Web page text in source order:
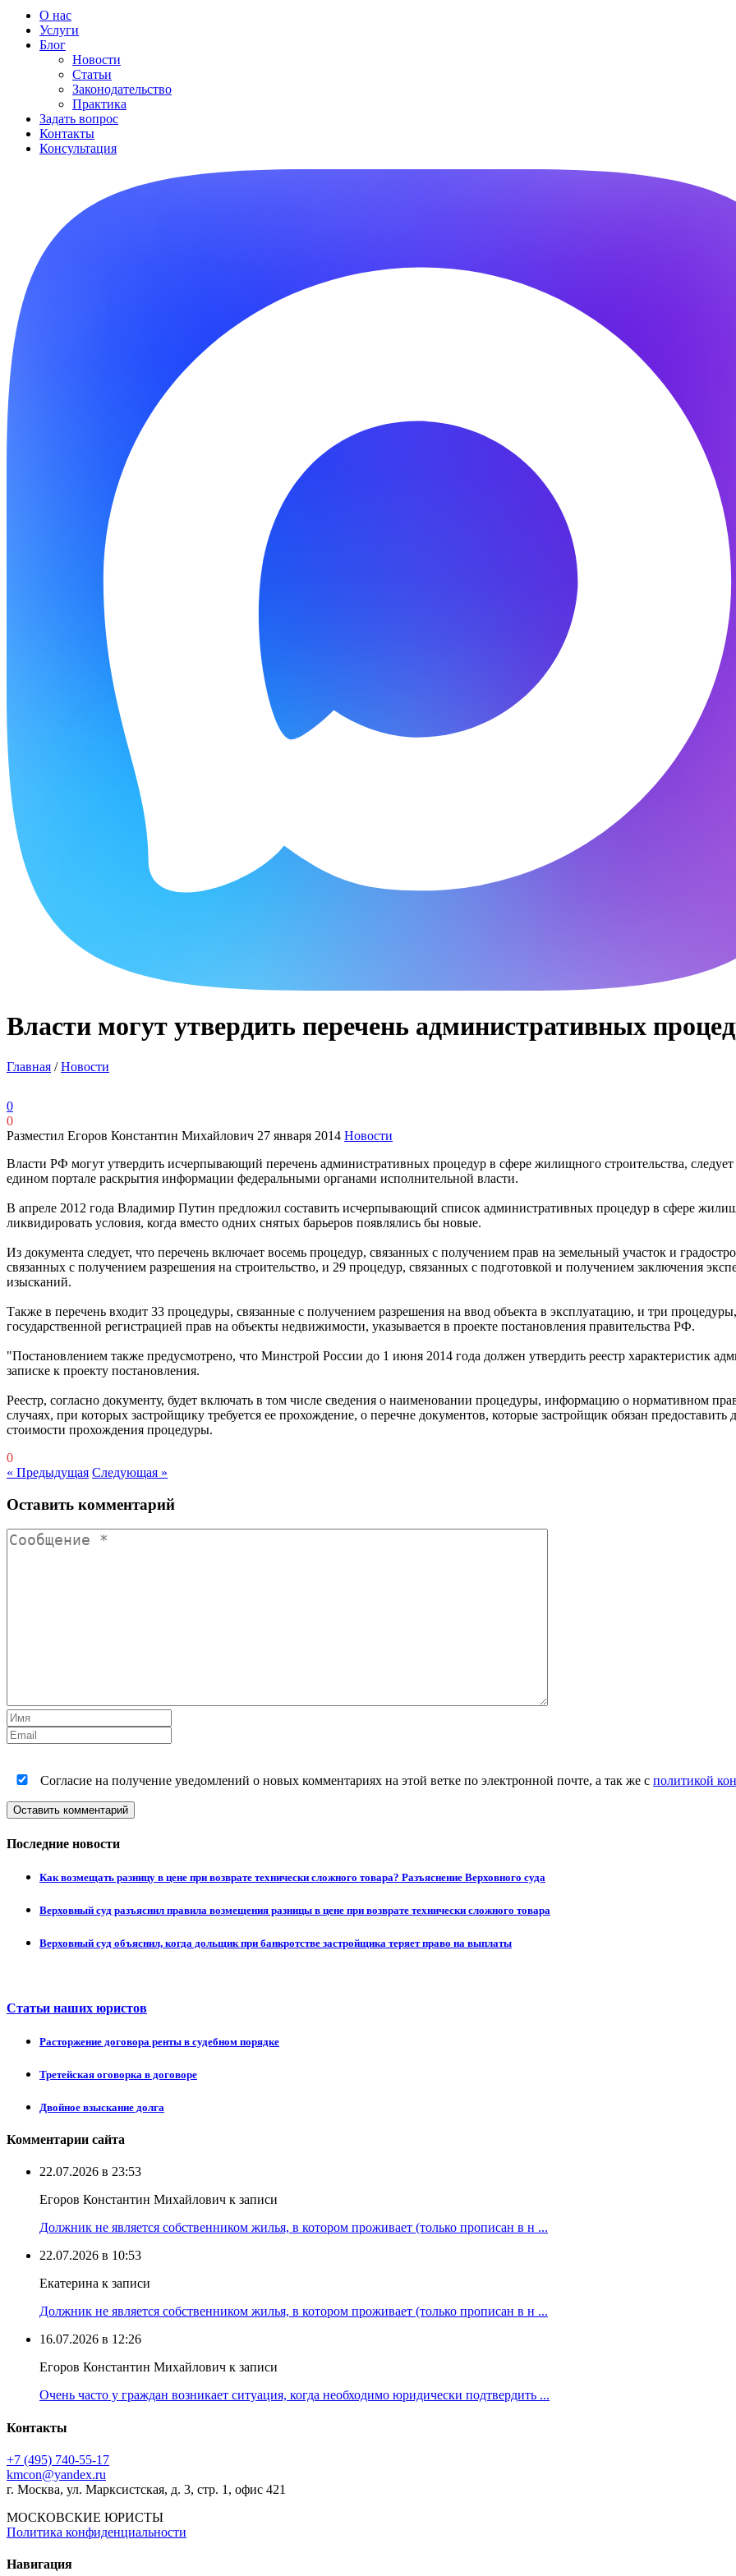
О нас
Услуги
Блог
Новости
Статьи
Законодательство
Практика
Задать вопрос
Контакты
Консультация
Власти могут утвердить перечень административных
Главная /Новости
0
0
Разместил Егоров Константин Михайлович 27 января 2014 Новости
Власти РФ могут утвердить исчерпывающий перечень административных процедур в сфере жилищного строительства,
едином портале раскрытия информации федеральными органами исполнительной власти.
В апреле 2012 года Владимир Путин предложил составить исчерпывающий список административных процедур в сфере
ликвидировать условия, когда вместо одних снятых барьеров появлялись бы новые.
Из документа следует, что перечень включает восемь процедур, связанных с получением прав на земельный участок и
связанных с получением разрешения на строительство, и 29 процедур, связанных с подготовкой и получением заключения
изысканий.
Также в перечень входит 33 процедуры, связанные с получением разрешения на ввод объекта в эксплуатацию, и три
государственной регистрацией прав на объекты недвижимости, указывается в проекте постановления правительства РФ.
"Постановлением также предусмотрено, что Минстрой России до 1 июня 2014 года должен утвердить реестр характеристик
записке к проекту постановления.
Реестр, согласно документу, будет включать в том числе сведения о наименовании процедуры, информацию о нормативном
случаях, при которых застройщику требуется ее прохождение, о перечне документов, которые застройщик обязан
стоимости прохождения процедуры.
0
« Предыдущая Следующая »
Оставить комментарий
Согласие на получение уведомлений о новых комментариях на этой ветке по электронной почте, а так же с политикой
Оставить комментарий
Последние новости
Как возмещать разницу в цене при возврате технически сложного товара? Разъяснение Верховного суда
Верховный суд разъяснил правила возмещения разницы в цене при возврате технически сложного товара
Верховный суд объяснил, когда дольщик при банкротстве застройщика теряет право на выплаты
Статьи наших юристов
Расторжение договора ренты в судебном порядке
Третейская оговорка в договоре
Двойное взыскание долга
Комментарии сайта
22.07.2026 в 23:53
Егоров Константин Михайлович к записи
Должник не является собственником жилья, в котором проживает (только прописан в н ...
22.07.2026 в 10:53
Екатерина к записи
Должник не является собственником жилья, в котором проживает (только прописан в н ...
16.07.2026 в 12:26
Егоров Константин Михайлович к записи
Очень часто у граждан возникает ситуация, когда необходимо юридически подтвердить ...
Контакты
+7 (495) 740‑55‑17
kmcon@yandex.ru
г. Москва, ул. Марксистская, д. 3, стр. 1, офис 421
МОСКОВСКИЕ ЮРИСТЫ
Политика конфиденциальности
Навигация